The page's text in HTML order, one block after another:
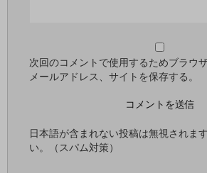
次回のコメントで使用するためブラウ
メールアドレス、サイトを保存する。
日本語が含まれない投稿は無視されま
い。（スパム対策）